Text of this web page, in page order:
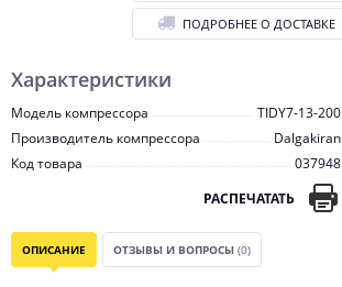
Характеристики
Модель компрессора
TIDY7-13-200
Производитель компрессора
Dalgakiran
Код товара
037948
РАСПЕЧАТАТЬ
ПОДРОБНЕЕ О ДОСТАВКЕ
ОПИСАНИЕ ОТЗЫВЫ И ВОПРОСЫ (0)